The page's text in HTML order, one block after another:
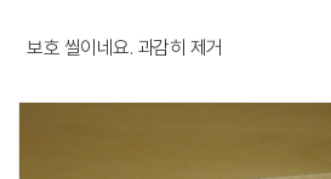
보호 씰이네요. 과감히 제거